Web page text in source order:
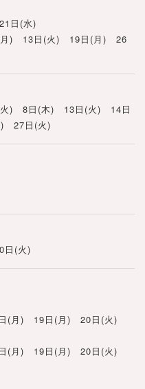
日(水)
(月) 13日(火) 19日(月) 26
) 8日(木) 13日(火) 14日
27日(火)
(火)
(月) 19日(月) 20日(火)
(月) 19日(月) 20日(火)